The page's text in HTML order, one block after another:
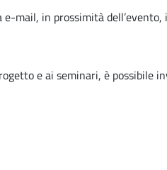
mail, in prossimità dell’evento,
e ai seminari, è possibile